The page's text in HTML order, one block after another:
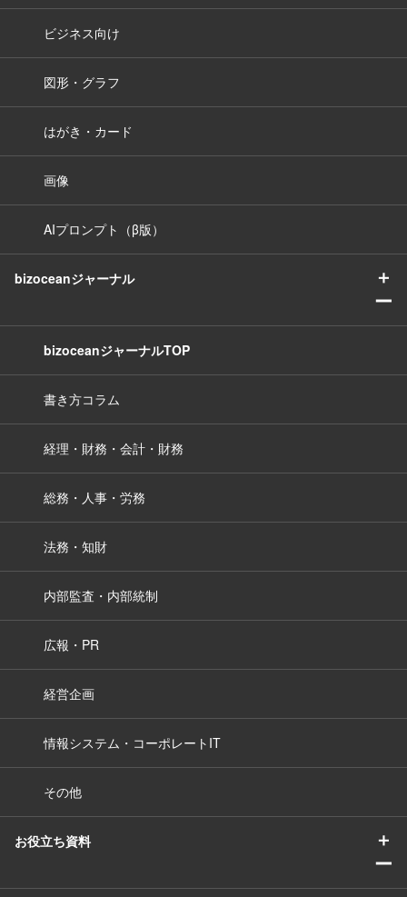
ビジネス向け
図形・グラフ
はがき・カード
画像
AIプロンプト（β版）
bizoceanジャーナル
＋
ー
bizoceanジャーナルTOP
書き方コラム
経理・財務・会計・財務
総務・人事・労務
法務・知財
内部監査・内部統制
広報・PR
経営企画
情報システム・コーポレートIT
その他
お役立ち資料
＋
ー